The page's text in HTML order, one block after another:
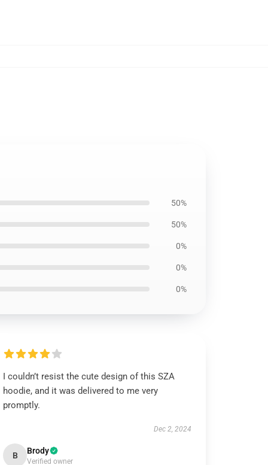
50%
50%
0%
0%
0%
I couldn’t resist the cute design of this SZA
hoodie, and it was delivered to me very
promptly.
Dec 2, 2024
B Brody
Verified owner